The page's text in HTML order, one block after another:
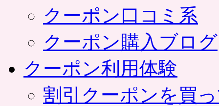
クーポン口コミ系
クーポン購入ブログ
クーポン利用体験
割引クーポンを買